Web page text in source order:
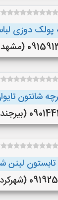
پولک دوزی
(مشهد )
شانتون
(بیرجند )
لینن
(شهرکرد)